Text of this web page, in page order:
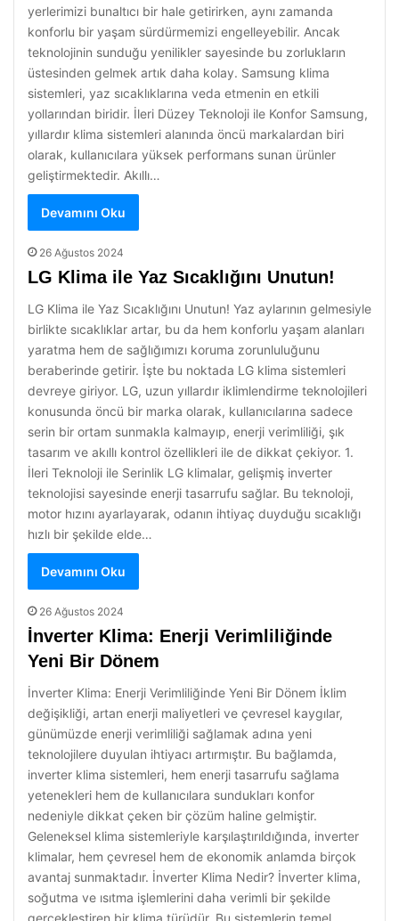
yerlerimizi bunaltıcı bir hale getirirken, aynı zamanda
konforlu bir yaşam sürdürmemizi engelleyebilir. Ancak
teknolojinin sunduğu yenilikler sayesinde bu zorlukların
üstesinden gelmek artık daha kolay. Samsung klima
sistemleri, yaz sıcaklıklarına veda etmenin en etkili
yollarından biridir. İleri Düzey Teknoloji ile Konfor Samsung,
yıllardır klima sistemleri alanında öncü markalardan biri
olarak, kullanıcılara yüksek performans sunan ürünler
geliştirmektedir. Akıllı…
Devamını Oku
26 Ağustos 2024
LG Klima ile Yaz Sıcaklığını Unutun!
LG Klima ile Yaz Sıcaklığını Unutun! Yaz aylarının gelmesiyle
birlikte sıcaklıklar artar, bu da hem konforlu yaşam alanları
yaratma hem de sağlığımızı koruma zorunluluğunu
beraberinde getirir. İşte bu noktada LG klima sistemleri
devreye giriyor. LG, uzun yıllardır iklimlendirme teknolojileri
konusunda öncü bir marka olarak, kullanıcılarına sadece
serin bir ortam sunmakla kalmayıp, enerji verimliliği, şık
tasarım ve akıllı kontrol özellikleri ile de dikkat çekiyor. 1.
İleri Teknoloji ile Serinlik LG klimalar, gelişmiş inverter
teknolojisi sayesinde enerji tasarrufu sağlar. Bu teknoloji,
motor hızını ayarlayarak, odanın ihtiyaç duyduğu sıcaklığı
hızlı bir şekilde elde…
Devamını Oku
26 Ağustos 2024
İnverter Klima: Enerji Verimliliğinde
Yeni Bir Dönem
İnverter Klima: Enerji Verimliliğinde Yeni Bir Dönem İklim
değişikliği, artan enerji maliyetleri ve çevresel kaygılar,
günümüzde enerji verimliliği sağlamak adına yeni
teknolojilere duyulan ihtiyacı artırmıştır. Bu bağlamda,
inverter klima sistemleri, hem enerji tasarrufu sağlama
yetenekleri hem de kullanıcılara sundukları konfor
nedeniyle dikkat çeken bir çözüm haline gelmiştir.
Geleneksel klima sistemleriyle karşılaştırıldığında, inverter
klimalar, hem çevresel hem de ekonomik anlamda birçok
avantaj sunmaktadır. İnverter Klima Nedir? İnverter klima,
soğutma ve ısıtma işlemlerini daha verimli bir şekilde
gerçekleştiren bir klima türüdür. Bu sistemlerin temel